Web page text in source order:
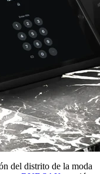
del distrito de la moda